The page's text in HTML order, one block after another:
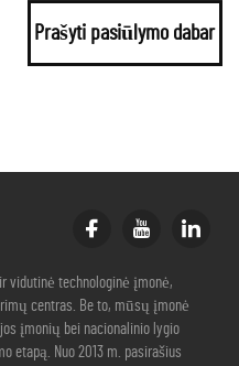
Prašyti pasiūlymo dabar
vidutinė technologinė įmonė,
centras. Be to, mūsų įmonė
įmonių bei nacionalinio lygio
etapą. Nuo 2013 m. pasirašius